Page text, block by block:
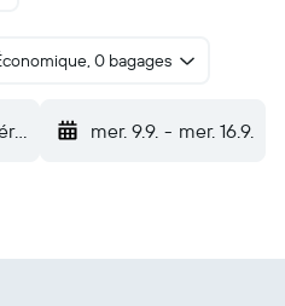
0 bagages
Aéroport Thurgood Marshall de Baltimore-Washington (BWI) mer. 9.9. - mer. 16.9.